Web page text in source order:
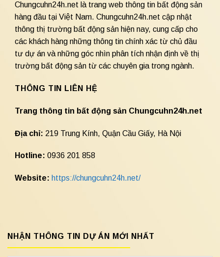
Chungcuhn24h.net là trang web thông tin bất động sản
hàng đầu tại Việt Nam. Chungcuhn24h.net cập nhật
thông thị trường bất động sản hiện nay, cung cấp cho
các khách hàng những thông tin chính xác từ chủ đầu
tư dự án và những góc nhìn phân tích nhận định về thị
trường bất động sản từ các chuyên gia trong ngành.
THÔNG TIN LIÊN HỆ
Trang thông tin bất động sản Chungcuhn24h.net
Địa chỉ: 219 Trung Kính, Quận Cầu Giấy, Hà Nội
Hotline: 0936 201 858
Website: https://chungcuhn24h.net/
NHẬN THÔNG TIN DỰ ÁN MỚI NHẤT